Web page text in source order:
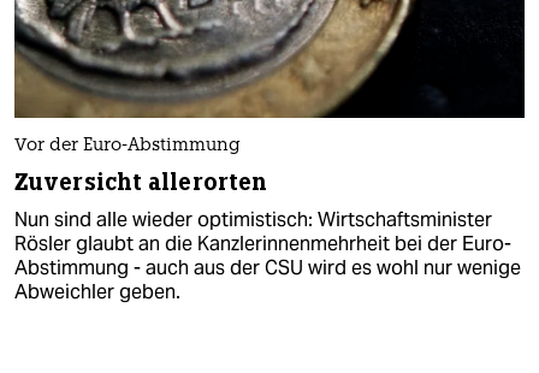
Vor der Euro-Abstimmung
Zuversicht allerorten
Nun sind alle wieder optimistisch: Wirtschaftsminister
Rösler glaubt an die Kanzlerinnenmehrheit bei der Euro-
Abstimmung - auch aus der CSU wird es wohl nur wenige
Abweichler geben.